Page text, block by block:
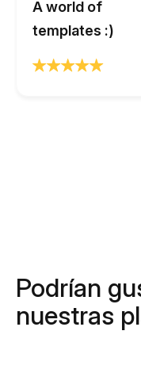
A world of
templates :)
Podrían
nuestras